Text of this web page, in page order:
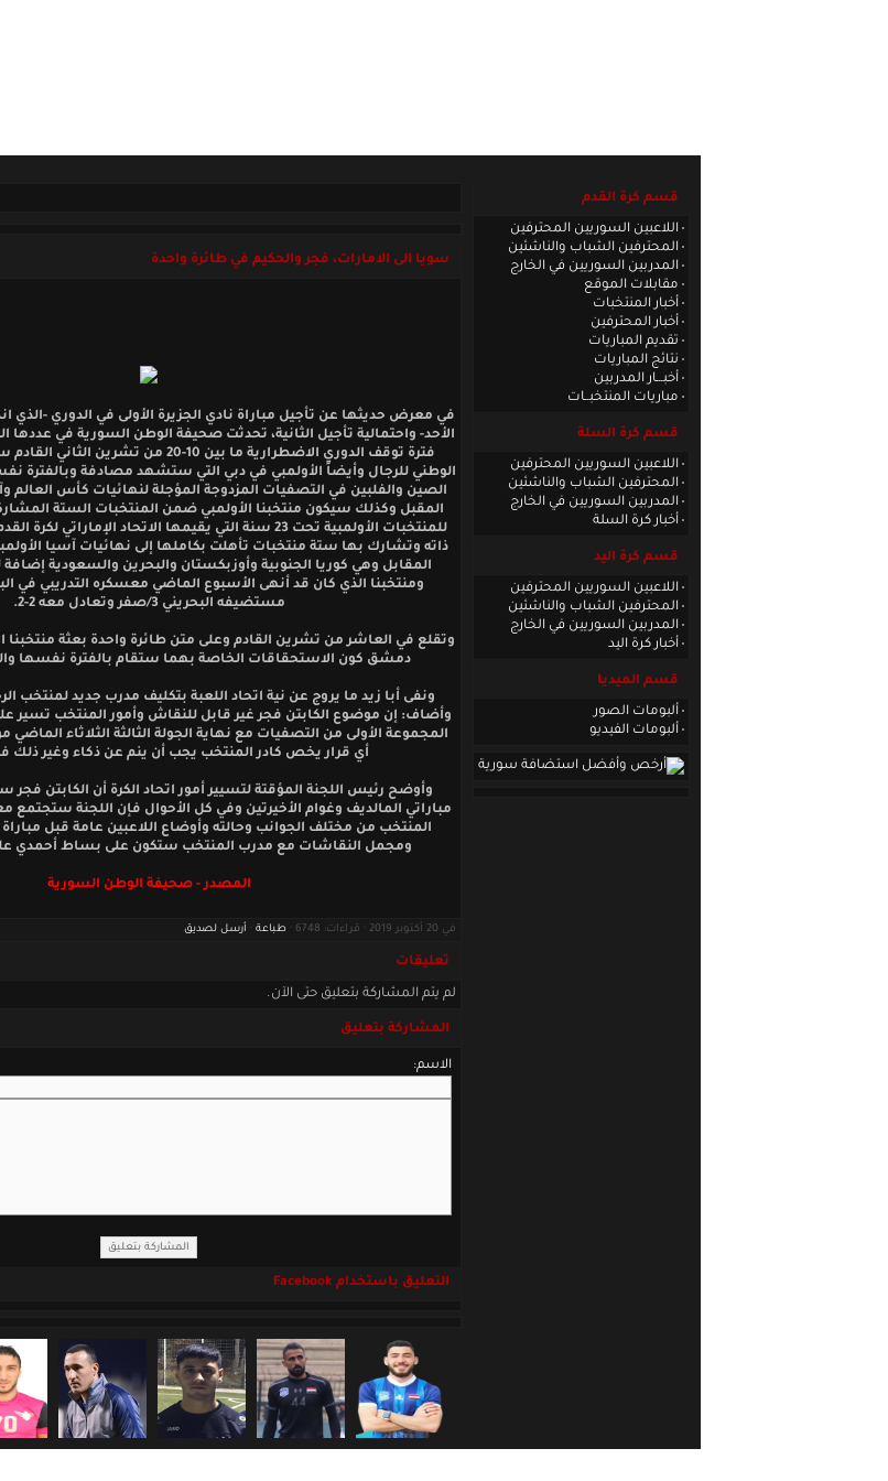
قسم كرة القدم
اللاعبين السوريين المحترفين
المحترفين الشباب والناشئين
المدربين السوريين في الخارج
مقابلات الموقع
أخبار المنتخبات
أخبار المحترفين
تقديم المباريات
نتائج المباريات
أخبـــار المدربين
مباريات المنتخبــات
قسم كرة السلة
اللاعبين السوريين المحترفين
المحترفين الشباب والناشئين
المدربين السوريين في الخارج
أخبار كرة السلة
قسم كرة اليد
اللاعبين السوريين المحترفين
المحترفين الشباب والناشئين
المدربين السوريين في الخارج
أخبار كرة اليد
قسم الميديا
ألبومات الصور
ألبومات الفيديو
سويا الى الامارات، فجر والحكيم في طائرة واحدة
في معرض حديثها عن تأجيل مباراة نادي الجزيرة الأولى في الدوري -الذي
الأحد- واحتمالية تأجيل الثانية، تحدثت صحيفة الوطن السورية في عددها
فترة توقف الدوري الاضطرارية ما بين 10-20 من
الوطني للرجال وأيضاً الأولمبي في دبي التي ستشهد مصادفة وبالفترة
المقبل وكذلك سيكون منتخبنا الأولمبي ضمن المنتخبات الستة
ذاته وتشارك بها ستة منتخبات تأهلت بكاملها إلى نهائيات آسيا
المقابل وهي كوريا الجنوبية وأوزبكستان والبحرين والسعودية
ومنتخبنا الذي كان قد أنهى الأسبوع الماضي معسكره التدريبي في
مستضيفه البحريني 3/صفر وتعادل معه 2-2.
وتقلع في العاشر من تشرين القادم وعلى متن طائرة واحدة بعثة منتخبنا
دمشق كون الاستحقاقات الخاصة بهما ستقام بالفترة نفسها
ونفى أبا زيد ما يروج عن نية اتحاد اللعبة بتكليف مدرب جديد لمنتخب
وأضاف: إن موضوع الكابتن فجر غير قابل للنقاش وأمور المنتخب تسير
المجموعة الأولى من التصفيات مع نهاية الجولة الثالثة الثلاثاء
أي قرار يخص كادر المنتخب يجب أن ينم عن ذكاء وغير ذلك
وأوضح رئيس اللجنة المؤقتة لتسيير أمور اتحاد الكرة أن الكابتن فجر
مباراتي المالديف وغوام الأخيرتين وفي كل الأحوال فإن اللجنة ستجتمع
المنتخب من مختلف الجوانب وحالته وأوضاع اللاعبين عامة قبل
ومجمل النقاشات مع مدرب المنتخب ستكون على بساط أحمدي على
المصدر - صحيفة الوطن السورية
في 20 أكتوبر 2019 · قراءات: 6748 · طباعة أرسل لصديق
تعليقات
لم يتم المشاركة بتعليق حتى الآن.
المشاركة بتعليق
الاسم:
التعليق باستخدام Facebook